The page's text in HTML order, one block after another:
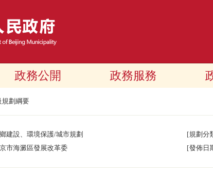
政務公開 政務服務
規劃綱要
建設、環境保護/城市規劃 [規劃分
市海澱區發展改革委 [發佈日